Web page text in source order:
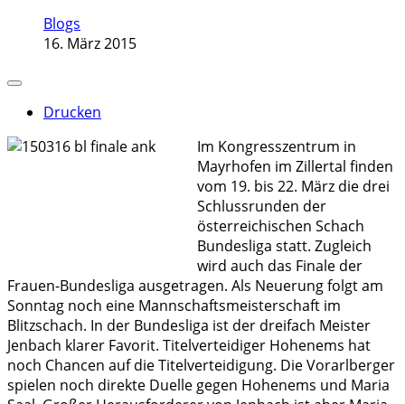
Blogs
16. März 2015
Drucken
Im Kongresszentrum in
Mayrhofen im Zillertal finden
vom 19. bis 22. März die drei
Schlussrunden der
österreichischen Schach
Bundesliga statt. Zugleich
wird auch das Finale der
Frauen-Bundesliga ausgetragen. Als Neuerung folgt am
Sonntag noch eine Mannschaftsmeisterschaft im
Blitzschach. In der Bundesliga ist der dreifach Meister
Jenbach klarer Favorit. Titelverteidiger Hohenems hat
noch Chancen auf die Titelverteidigung. Die Vorarlberger
spielen noch direkte Duelle gegen Hohenems und Maria